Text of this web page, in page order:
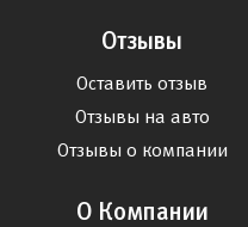
Отзывы
Оставить отзыв
Отзывы на авто
Отзывы о компании
О Компании